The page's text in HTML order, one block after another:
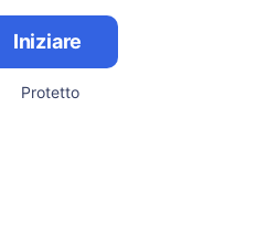
Iniziare
Protetto